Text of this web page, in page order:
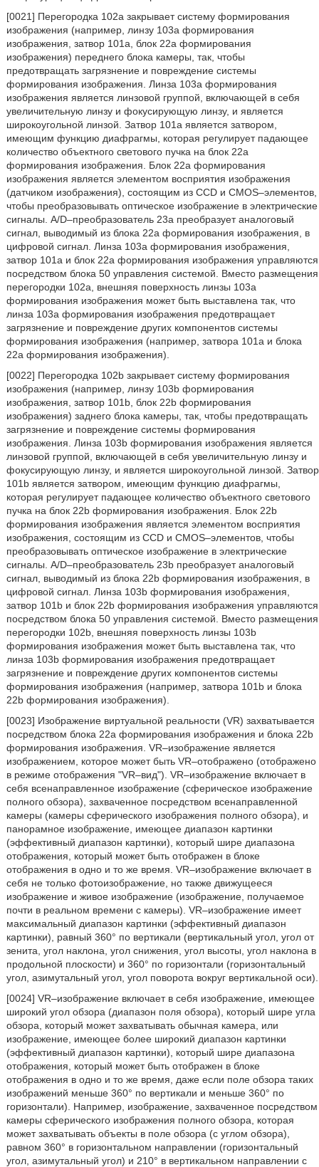
[0021] Перегородка 102a закрывает систему формирования
изображения (например, линзу 103a формирования
изображения, затвор 101a, блок 22a формирования
изображения) переднего блока камеры, так, чтобы
предотвращать загрязнение и повреждение системы
формирования изображения. Линза 103a формирования
изображения является линзовой группой, включающей в себя
увеличительную линзу и фокусирующую линзу, и является
широкоугольной линзой. Затвор 101a является затвором,
имеющим функцию диафрагмы, которая регулирует падающее
количество объектного светового пучка на блок 22a
формирования изображения. Блок 22a формирования
изображения является элементом восприятия изображения
(датчиком изображения), состоящим из CCD и CMOS–элементов,
чтобы преобразовывать оптическое изображение в электрические
сигналы. A/D–преобразователь 23a преобразует аналоговый
сигнал, выводимый из блока 22a формирования изображения, в
цифровой сигнал. Линза 103a формирования изображения,
затвор 101a и блок 22a формирования изображения управляются
посредством блока 50 управления системой. Вместо размещения
перегородки 102a, внешняя поверхность линзы 103a
формирования изображения может быть выставлена так, что
линза 103a формирования изображения предотвращает
загрязнение и повреждение других компонентов системы
формирования изображения (например, затвора 101a и блока
22a формирования изображения).
[0022] Перегородка 102b закрывает систему формирования
изображения (например, линзу 103b формирования
изображения, затвор 101b, блок 22b формирования
изображения) заднего блока камеры, так, чтобы предотвращать
загрязнение и повреждение системы формирования
изображения. Линза 103b формирования изображения является
линзовой группой, включающей в себя увеличительную линзу и
фокусирующую линзу, и является широкоугольной линзой. Затвор
101b является затвором, имеющим функцию диафрагмы,
которая регулирует падающее количество объектного светового
пучка на блок 22b формирования изображения. Блок 22b
формирования изображения является элементом восприятия
изображения, состоящим из CCD и CMOS–элементов, чтобы
преобразовывать оптическое изображение в электрические
сигналы. A/D–преобразователь 23b преобразует аналоговый
сигнал, выводимый из блока 22b формирования изображения, в
цифровой сигнал. Линза 103b формирования изображения,
затвор 101b и блок 22b формирования изображения управляются
посредством блока 50 управления системой. Вместо размещения
перегородки 102b, внешняя поверхность линзы 103b
формирования изображения может быть выставлена так, что
линза 103b формирования изображения предотвращает
загрязнение и повреждение других компонентов системы
формирования изображения (например, затвора 101b и блока
22b формирования изображения).
[0023] Изображение виртуальной реальности (VR) захватывается
посредством блока 22a формирования изображения и блока 22b
формирования изображения. VR–изображение является
изображением, которое может быть VR–отображено (отображено
в режиме отображения "VR–вид"). VR–изображение включает в
себя всенаправленное изображение (сферическое изображение
полного обзора), захваченное посредством всенаправленной
камеры (камеры сферического изображения полного обзора), и
панорамное изображение, имеющее диапазон картинки
(эффективный диапазон картинки), который шире диапазона
отображения, который может быть отображен в блоке
отображения в одно и то же время. VR–изображение включает в
себя не только фотоизображение, но также движущееся
изображение и живое изображение (изображение, получаемое
почти в реальном времени с камеры). VR–изображение имеет
максимальный диапазон картинки (эффективный диапазон
картинки), равный 360° по вертикали (вертикальный угол, угол от
зенита, угол наклона, угол снижения, угол высоты, угол наклона в
продольной плоскости) и 360° по горизонтали (горизонтальный
угол, азимутальный угол, угол поворота вокруг вертикальной оси).
[0024] VR–изображение включает в себя изображение, имеющее
широкий угол обзора (диапазон поля обзора), который шире угла
обзора, который может захватывать обычная камера, или
изображение, имеющее более широкий диапазон картинки
(эффективный диапазон картинки), который шире диапазона
отображения, который может быть отображен в блоке
отображения в одно и то же время, даже если поле обзора таких
изображений меньше 360° по вертикали и меньше 360° по
горизонтали). Например, изображение, захваченное посредством
камеры сферического изображения полного обзора, которая
может захватывать объекты в поле обзора (с углом обзора),
равном 360° в горизонтальном направлении (горизонтальный
угол, азимутальный угол) и 210° в вертикальном направлении с